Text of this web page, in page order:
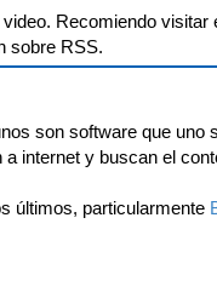
video. Recomiendo visitar
sobre RSS.
son software que uno
internet y buscan el
últimos, particularmente